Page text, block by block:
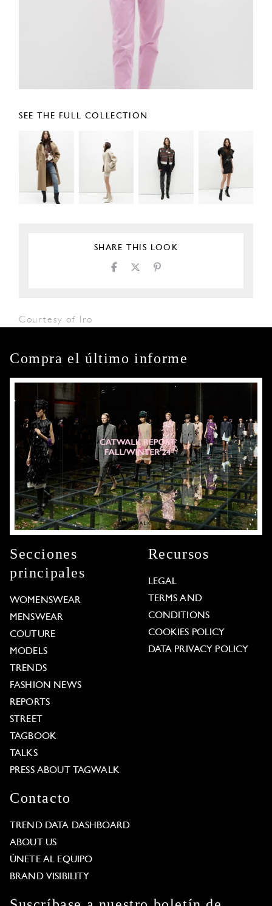
SEE THE FULL COLLECTION
SHARE THIS LOOK
Courtesy of Iro
Compra el último informe
Secciones
principales
WOMENSWEAR
MENSWEAR
COUTURE
MODELS
TRENDS
FASHION NEWS
REPORTS
STREET
TAGBOOK
TALKS
PRESS ABOUT TAGWALK
Recursos
LEGAL
TERMS AND
CONDITIONS
COOKIES POLICY
DATA PRIVACY POLICY
Contacto
TREND DATA DASHBOARD
ABOUT US
ÚNETE AL EQUIPO
BRAND VISIBILITY